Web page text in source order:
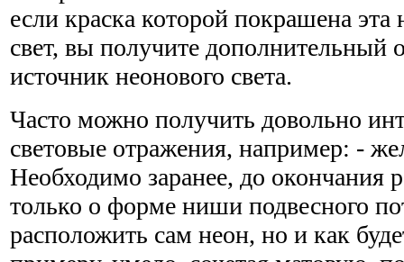
если краска которой покрашена
свет, вы получите дополнительный
источник неонового света.
Часто можно получить довольно
световые отражения, например: -
Необходимо заранее, до окончания
только о форме ниши подвесного
расположить сам неон, но и как